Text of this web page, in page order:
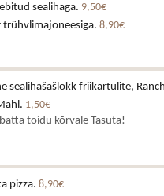
sealihaga. 9,50€
trühvlimajoneesiga. 8,90€
sealihašašlõkk friikartulite,
1,50€
toidu kõrvale Tasuta!
pizza. 8,90€